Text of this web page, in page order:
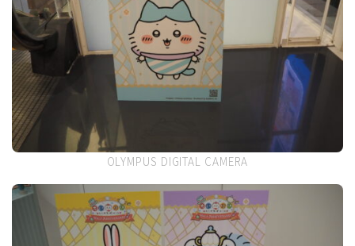
OLYMPUS DIGITAL CAMERA